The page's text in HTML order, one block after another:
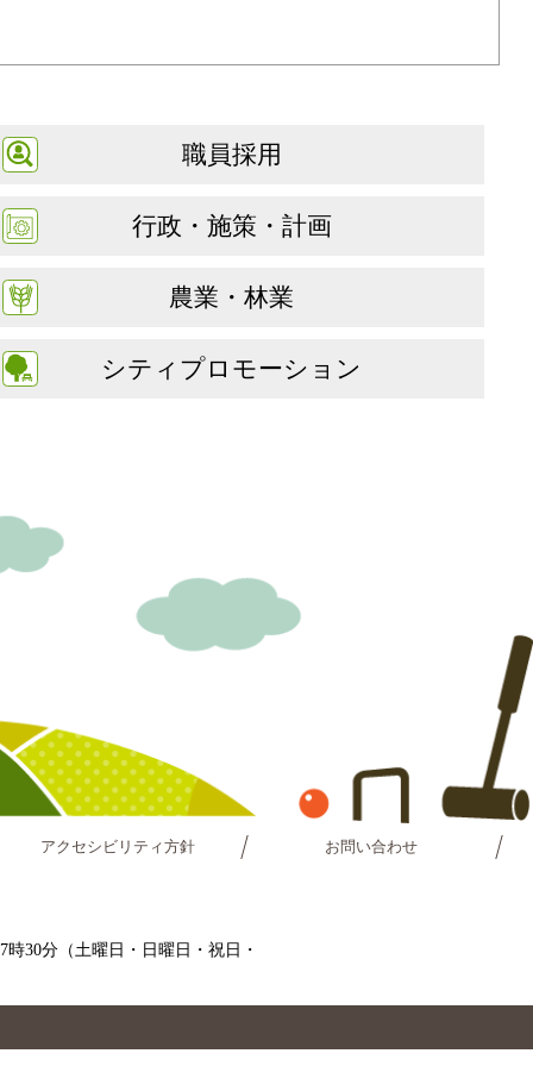
職員採用
行政・施策・計画
農業・林業
シティプロモーション
アクセシビリティ方針 お問い合わせ
時30分（土曜日・日曜日・祝日・